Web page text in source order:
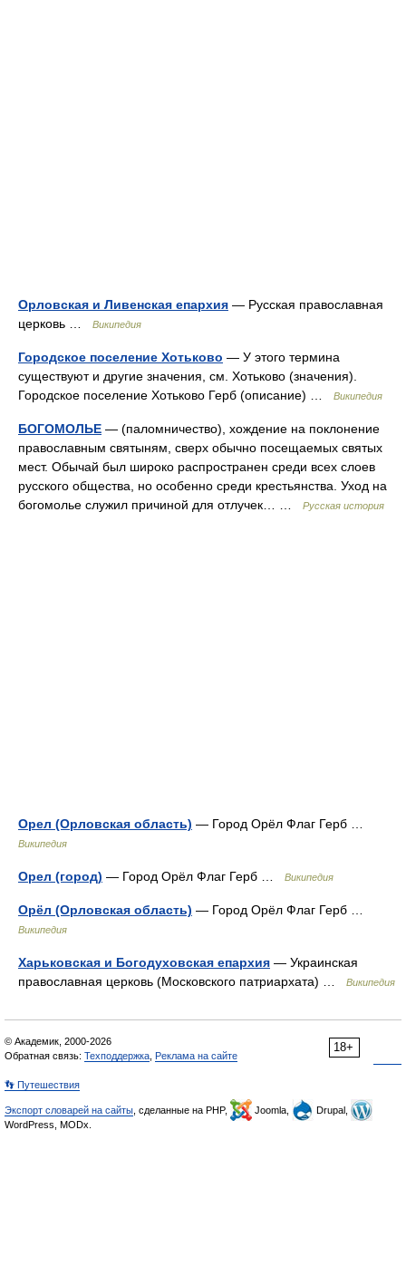
Орловская и Ливенская епархия — Русская православная
церковь …
Википедия
Городское поселение Хотьково — У этого термина
существуют и другие значения, см. Хотьково (значения).
Городское поселение Хотьково Герб (описание) …
Википедия
БОГОМОЛЬЕ — (паломничество), хождение на поклонение
православным святыням, сверх обычно посещаемых святых
мест. Обычай был широко распространен среди всех слоев
русского общества, но особенно среди крестьянства. Уход на
богомолье служил причиной для отлучек… …
Русская история
Орел (Орловская область) — Город Орёл Флаг Герб …
Википедия
Орел (город) — Город Орёл Флаг Герб … Википедия
Орёл (Орловская область) — Город Орёл Флаг Герб …
Википедия
Харьковская и Богодуховская епархия — Украинская
православная церковь (Московского патриархата) …
Википедия
18+
© Академик, 2000-2026
Обратная связь: Техподдержка Реклама на сайте
👣 Путешествия
Экспорт словарей на сайты , сделанные на PHP, Joomla,
Drupal,
WordPress, MODx.